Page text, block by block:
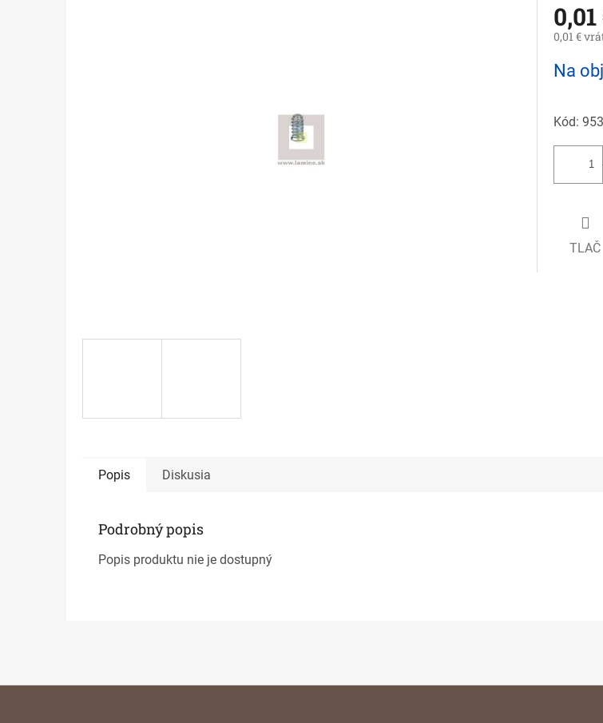
0,01
0,01 €
cena:
Na
Kód:
TLAČ
Popis Diskusia
Podrobný popis
Popis produktu nie je dostupný